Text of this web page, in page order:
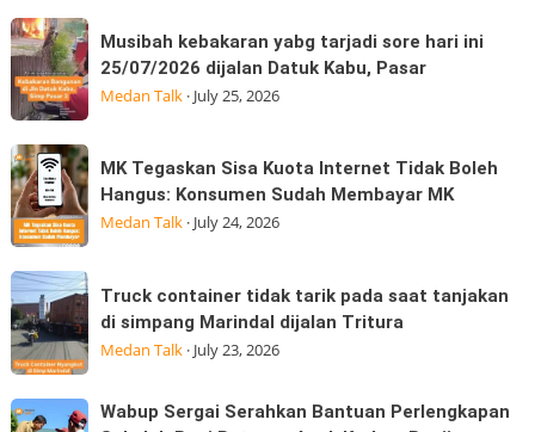
dan
Moto
GP
Edition
hadir
Musibah
kebakaran
yabg
tarjadi
sore
hari
ini
25/07/2026
Datuk
Kabu,
Pasar
Musibah kebakaran yabg tarjadi sore hari ini
25/07/2026 dijalan Datuk Kabu, Pasar
Medan Talk· July 25, 2026
MK
Tegaskan
Sisa
Kuota
Internet
Tidak
Boleh
Hangus:
Sudah
MK Tegaskan Sisa Kuota Internet Tidak Boleh
Hangus: Konsumen Sudah Membayar MK
Medan Talk· July 24, 2026
Truck
container
tidak
tarik
pada
Truck container tidak tarik pada saat tanjakan
di simpang Marindal dijalan Tritura
Medan Talk· July 23, 2026
Wabup
Wabup Sergai Serahkan Bantuan Perlengkapan